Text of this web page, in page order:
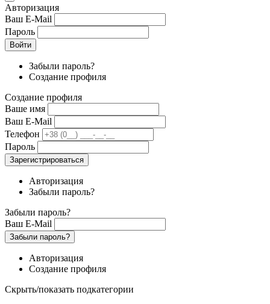
Авторизация
Ваш E-Mail
Пароль
Войти
Забыли пароль?
Создание профиля
Создание профиля
Ваше имя
Ваш E-Mail
Телефон
Пароль
Зарегистрироваться
Авторизация
Забыли пароль?
Забыли пароль?
Ваш E-Mail
Забыли пароль?
Авторизация
Создание профиля
Скрыть/показать подкатегории